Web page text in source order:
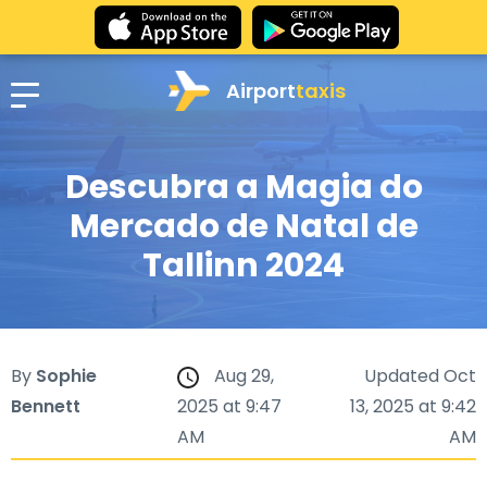
Airporttaxis
Descubra a Magia do
Mercado de Natal de
Tallinn 2024
By Sophie
Bennett
Aug 29,
2025 at 9:47
AM
Updated Oct
13, 2025 at 9:42
AM